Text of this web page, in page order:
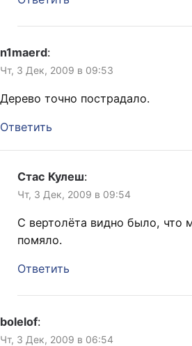
n1maerd:
Чт, 3 Дек, 2009 в 09:53
Дерево точно пострадало.
Ответить
Стас Кулеш:
Чт, 3 Дек, 2009 в 09:54
С вертолёта видно было, что
помяло.
Ответить
bolelof:
Чт, 3 Дек, 2009 в 06:54